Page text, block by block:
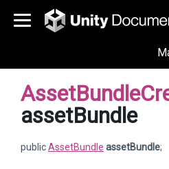
assetBundle
publicAssetBundle assetBundle;